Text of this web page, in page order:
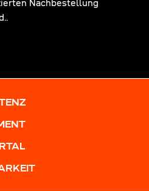
Nachbestellung